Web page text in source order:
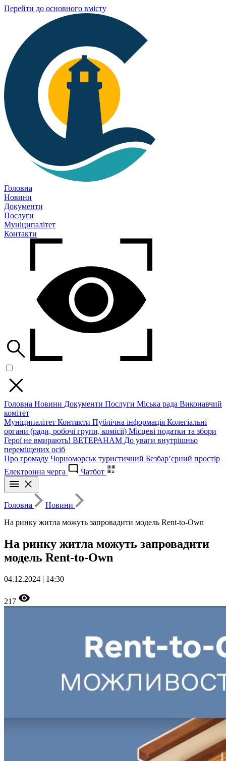
Перейти до основного вмісту
Головна
Новини
Документи
Послуги
Муніципалітет
Контакти
Головна Новини Документи Послуги Міська рада Виконавчий
комітет
Муніципалітет Контакти Публічна інформація Колегіальні
органи (ради, робочі групи, комісії) Місцеві податки та збори
Герої не вмирають! ВЕТЕРАНАМ До уваги внутрішньо
переміщених осіб
Про громаду Чорноморськ туристичний Безбар’єрний простір
Електронна черга
Чатбот
Головна
Новини
На ринку житла можуть запровадити модель Rent-to-Own
На ринку житла можуть запровадити
модель Rent-to-Own
04.12.2024 | 14:30
217